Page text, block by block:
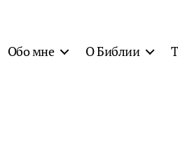
Обо мне О Библии